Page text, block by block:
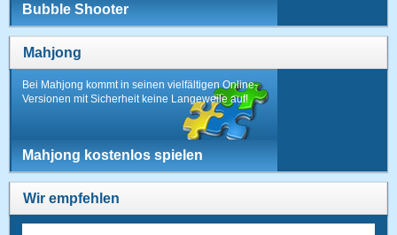
Bubble Shooter
Mahjong
Bei Mahjong kommt in seinen vielfältigen Online-
Versionen mit Sicherheit keine Langeweile auf!
Mahjong kostenlos spielen
Wir empfehlen